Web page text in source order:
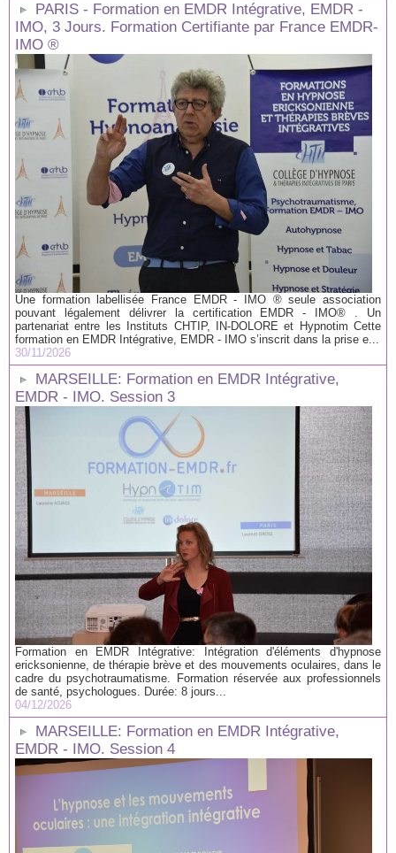
PARIS - Formation en EMDR Intégrative, EMDR -
IMO, 3 Jours. Formation Certifiante par France EMDR-
IMO ®
Une formation labellisée France EMDR - IMO ® seule association
pouvant légalement délivrer la certification EMDR - IMO® . Un
partenariat entre les Instituts CHTIP, IN-DOLORE et Hypnotim Cette
formation en EMDR Intégrative, EMDR - IMO s’inscrit dans la prise e...
30/11/2026
MARSEILLE: Formation en EMDR Intégrative,
EMDR - IMO. Session 3
Formation en EMDR Intégrative: Intégration d'éléments d'hypnose
ericksonienne, de thérapie brève et des mouvements oculaires, dans le
cadre du psychotraumatisme. Formation réservée aux professionnels
de santé, psychologues. Durée: 8 jours...
04/12/2026
MARSEILLE: Formation en EMDR Intégrative,
EMDR - IMO. Session 4